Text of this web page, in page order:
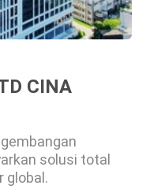
CINA
solusi total
global.